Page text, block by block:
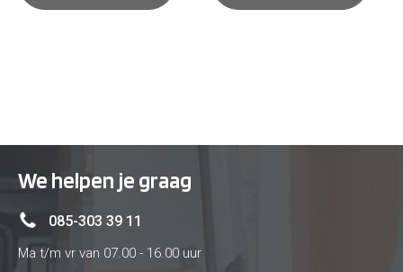
We helpen je graag
085-303 39 11
Ma t/m vr van 07.00 - 16.00 uur